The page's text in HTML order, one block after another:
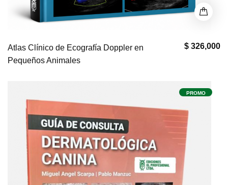
$ 326,000
Atlas Clínico de Ecografía Doppler en
Pequeños Animales
PROMO